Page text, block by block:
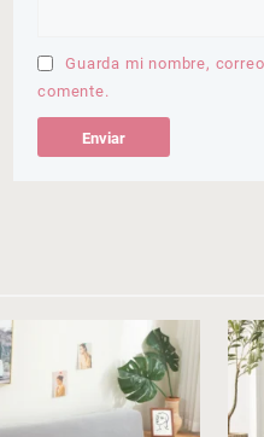
Guarda mi nombre,
comente.